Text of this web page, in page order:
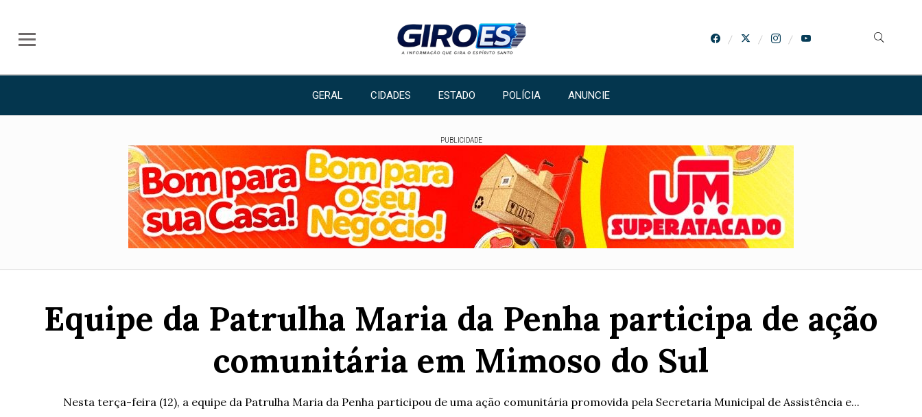
GERAL CIDADES ESTADO POLÍCIA ANUNCIE
PUBLICIDADE
Equipe da Patrulha Maria da Penha participa de ação
comunitária em Mimoso do Sul
Nesta terça-feira (12), a equipe da Patrulha Maria da Penha participou de uma ação comunitária promovida pela Secretaria Municipal de Assistência e...